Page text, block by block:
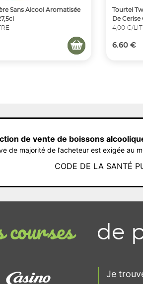
Sans Alcool Aromatisée
Tourtel
De Cerise
4,00 €/
6.60 €
de vente de boissons
de majorité de l’acheteur est exigée au
CODE DE LA SANTÉ
courses de
Je